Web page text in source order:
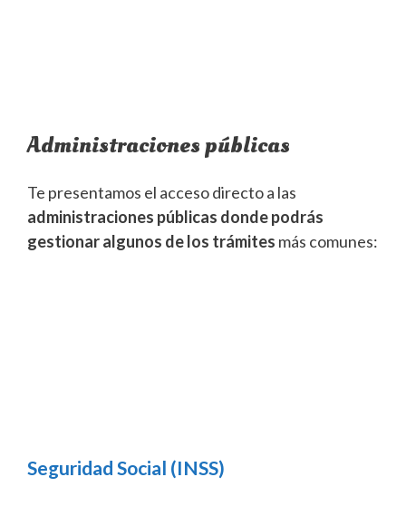
Administraciones públicas
Te presentamos el acceso directo a las
administraciones públicas donde podrás
gestionar algunos de los trámites más comunes:
Seguridad Social (INSS)